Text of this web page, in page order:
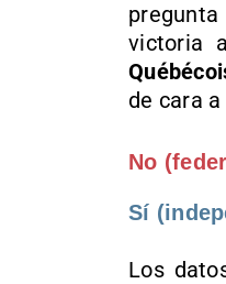
victoria
de cara
No
Sí
Los